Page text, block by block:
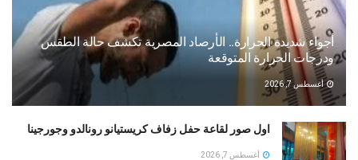
أجواء شديدة الحرارة.. الأرصاد المصرية تكشف حالة الطقس
ودرجات الحرارة المتوقعة
أغسطس 7, 2026
اول صور لقاعة حفل زفاف كريستيانو رونالدو وجورجينا
أغسطس 7, 2026